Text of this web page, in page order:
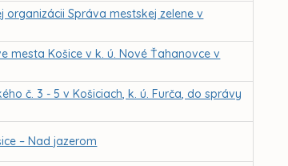
Správa mestskej zelene v
mesta Košice v k. ú. Nové Ťahanovce v
č. 3 - 5 v Košiciach, k. ú. Furča, do správy
– Nad jazerom